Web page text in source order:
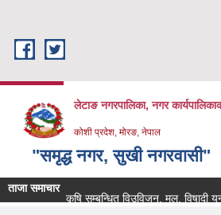
लेटाङ नगरपालिका, नगर
कोशी प्रदेश, मोरङ, नेपाल
"समृद्ध नगर, सुखी नगरवासी"
ताजा समाचार
कृषि सम्बन्धित विउविजन, मल, विषादी